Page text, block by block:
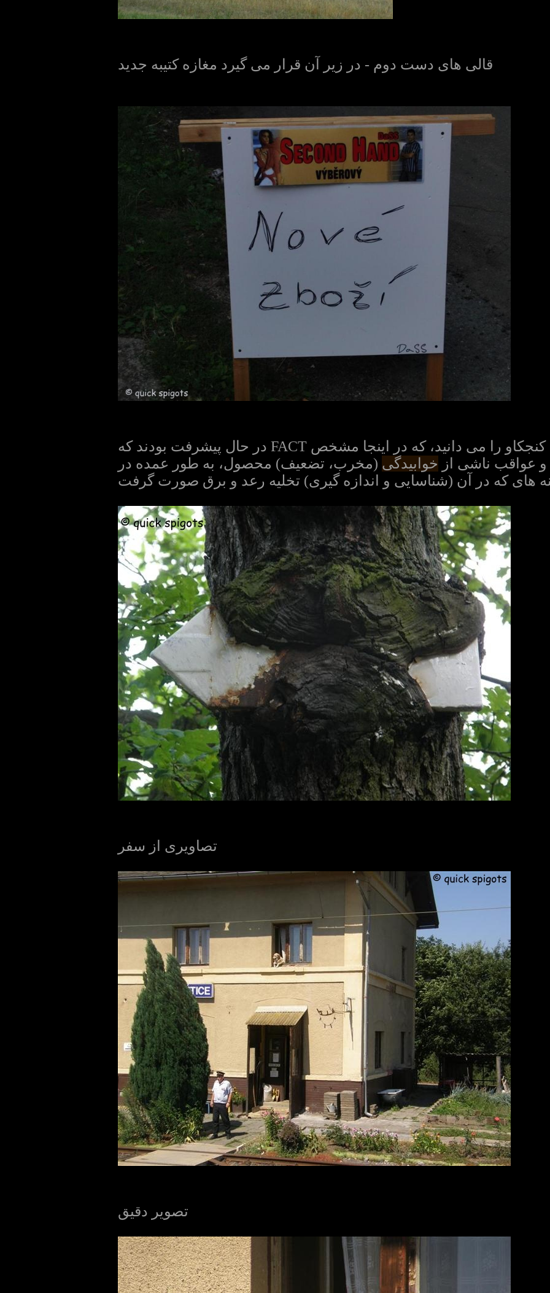
قالی های دست دوم - در زیر آن قرار می گیرد مغازه کتیبه جدید
برای کسانی که علاقه مند، کنجکاو را می دانید، که در اینجا مشخص FACT در حال پیشرفت بودند که
و عواقب ناشی از خوابیدگی (مخرب، تضعیف) محصول، به طور عمده در
های که در آن (شناسایی و اندازه گیری) تخلیه رعد و برق صورت گرفت
تصاویری از سفر
تصویر دقیق